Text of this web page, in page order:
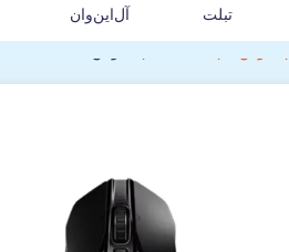
تبلت
آل‌این‌وان